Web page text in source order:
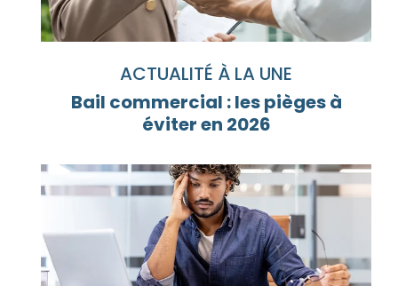
ACTUALITÉ À LA UNE
Bail commercial : les pièges à
éviter en 2026